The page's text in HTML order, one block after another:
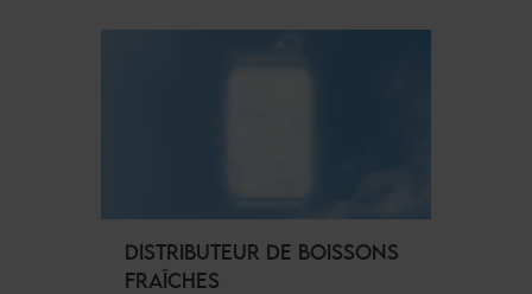
DISTRIBUTEUR DE BOISSONS
FRAÎCHES